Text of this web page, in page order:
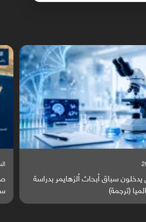
قرب اليمن والبحر الأحمر يتحول إلى
(ترجمة)